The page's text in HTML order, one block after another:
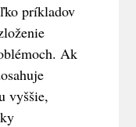
príkladov
Ak
vyššie,